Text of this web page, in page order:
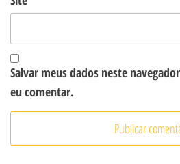
Salvar meus dados neste
eu comentar.